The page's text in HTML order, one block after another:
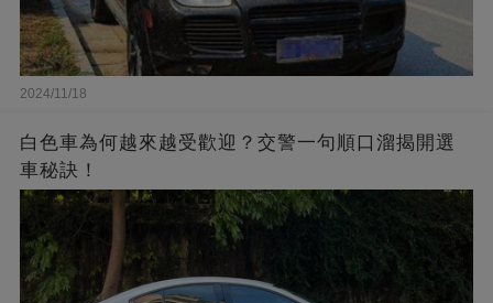
2024/11/18
白色車為何越來越受歡迎？交警一句順口溜揭開選
車秘訣！